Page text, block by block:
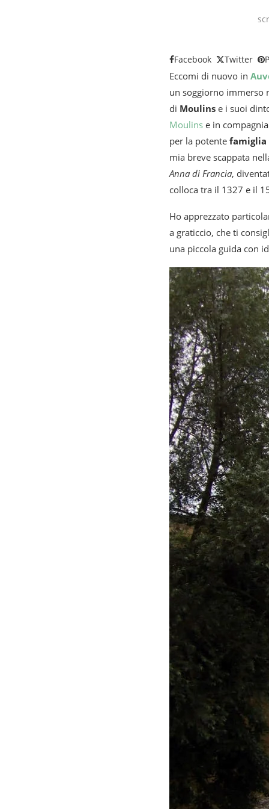
Facebook Twitter
Eccomi di nuovo in
un soggiorno immerso
di Moulins e i suoi
Moulins e in
per la potente famiglia
mia breve scappata
Anna di Francia,
colloca tra il 1327 e il
Ho apprezzato
a graticcio, che ti
una piccola guida con